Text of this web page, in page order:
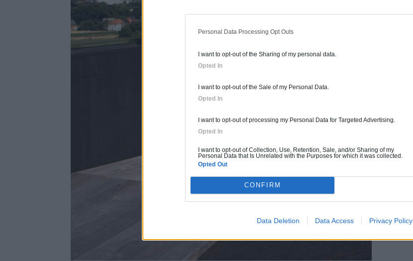
Personal Data Processing Opt Outs
I want to opt-out of the Sharing of my personal data.
Opted In
I want to opt-out of the Sale of my Personal Data.
Opted In
I want to opt-out of processing my Personal Data for Targeted Advertising.
Opted In
I want to opt-out of Collection, Use, Retention, Sale, and/or Sharing of my
Personal Data that Is Unrelated with the Purposes for which it was collected.
Opted Out
CONFIRM
Data Deletion Data Access Privacy Policy